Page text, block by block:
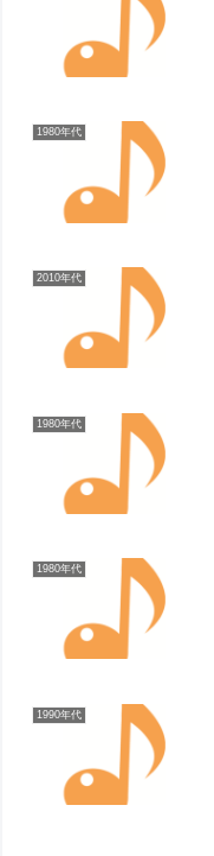
1980年代
2010年代
1980年代
1980年代
1990年代